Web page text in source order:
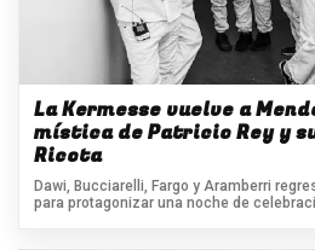
La Kermesse vuelve a
mística de Patricio Rey y
Ricota
Dawi, Bucciarelli, Fargo y Aramberri
para protagonizar una noche de